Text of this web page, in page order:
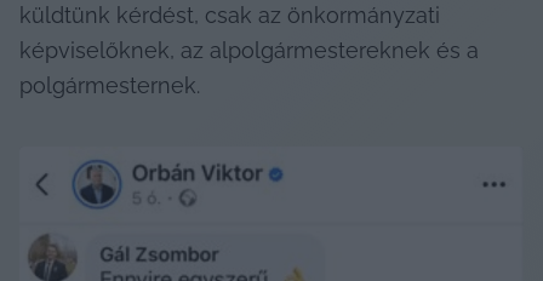
küldtünk kérdést, csak az önkormányzati
képviselőknek, az alpolgármestereknek és a
polgármesternek.